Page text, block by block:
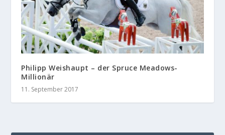
Philipp Weishaupt – der Spruce Meadows-
Millionär
11. September 2017